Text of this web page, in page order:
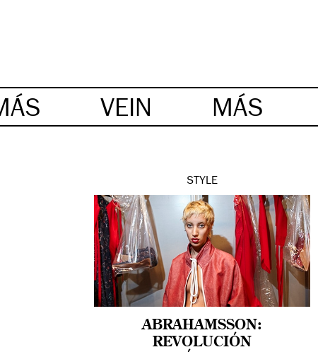
VEIN MÁS
STYLE
ABRAHAMSSON:
REVOLUCIÓN